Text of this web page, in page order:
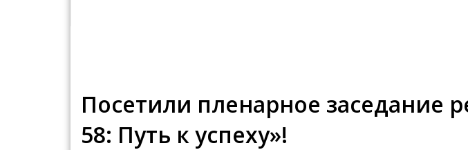
Посетили пленарное заседание
58: Путь к успеху»!